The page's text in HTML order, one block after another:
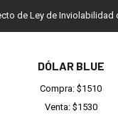
de Ley de Inviolabilidad
DÓLAR BLUE
Compra: $1510
Venta: $1530